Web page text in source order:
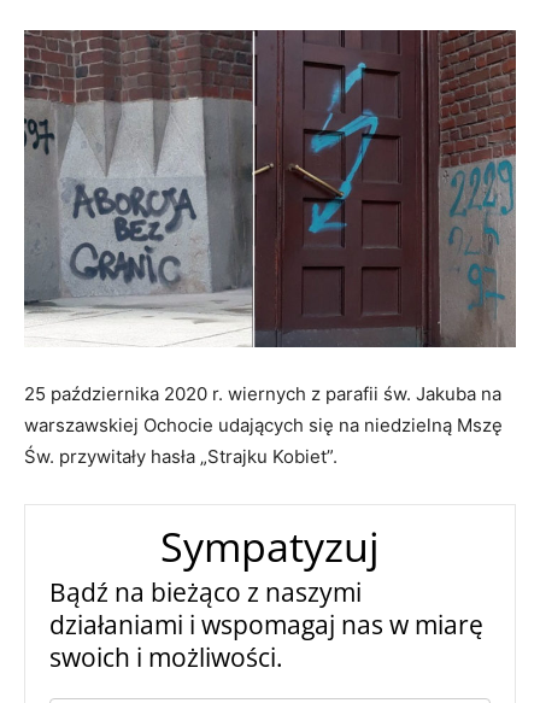
25 października 2020 r. wiernych z parafii św. Jakuba na
warszawskiej Ochocie udających się na niedzielną Mszę
Św. przywitały hasła „Strajku Kobiet”.
Sympatyzuj
Bądź na bieżąco z naszymi
działaniami i wspomagaj nas w miarę
swoich i możliwości.